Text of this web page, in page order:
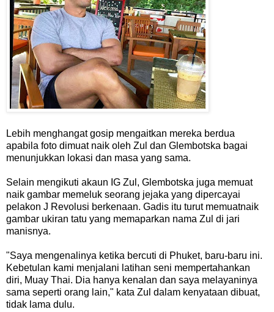
Lebih menghangat gosip mengaitkan mereka berdua
apabila foto dimuat naik oleh Zul dan Glembotska bagai
menunjukkan lokasi dan masa yang sama.
Selain mengikuti akaun IG Zul, Glembotska juga memuat
naik gambar memeluk seorang jejaka yang dipercayai
pelakon J Revolusi berkenaan. Gadis itu turut memuatnaik
gambar ukiran tatu yang memaparkan nama Zul di jari
manisnya.
"Saya mengenalinya ketika bercuti di Phuket, baru-baru ini.
Kebetulan kami menjalani latihan seni mempertahankan
diri, Muay Thai. Dia hanya kenalan dan saya melayaninya
sama seperti orang lain," kata Zul dalam kenyataan dibuat,
tidak lama dulu.